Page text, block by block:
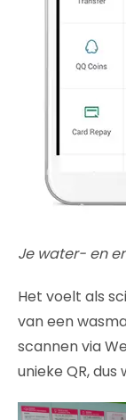
Je water- en
Het voelt als
van een
scannen via
unieke QR,